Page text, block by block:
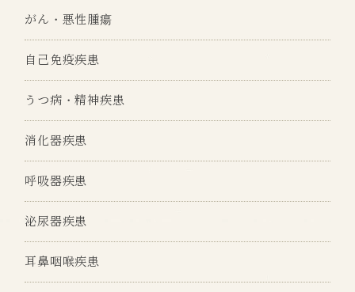
がん・悪性腫瘍
自己免疫疾患
うつ病・精神疾患
消化器疾患
呼吸器疾患
泌尿器疾患
耳鼻咽喉疾患